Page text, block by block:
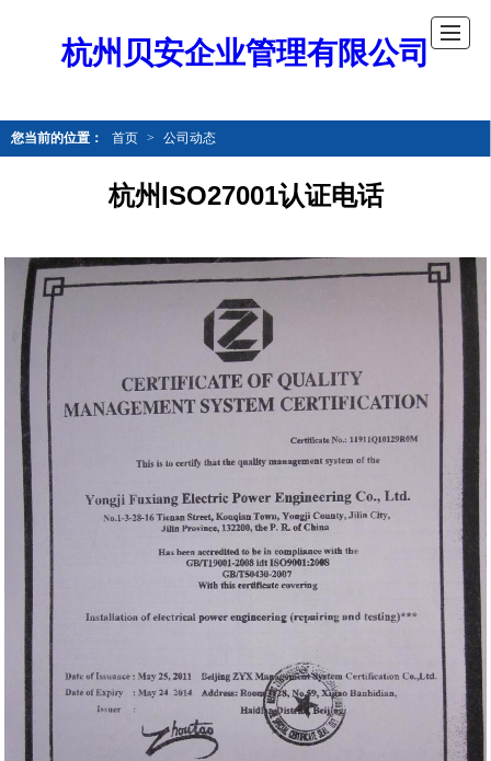
杭州贝安企业管理有限公司
您当前的位置： 首页 > 公司动态
杭州ISO27001认证电话